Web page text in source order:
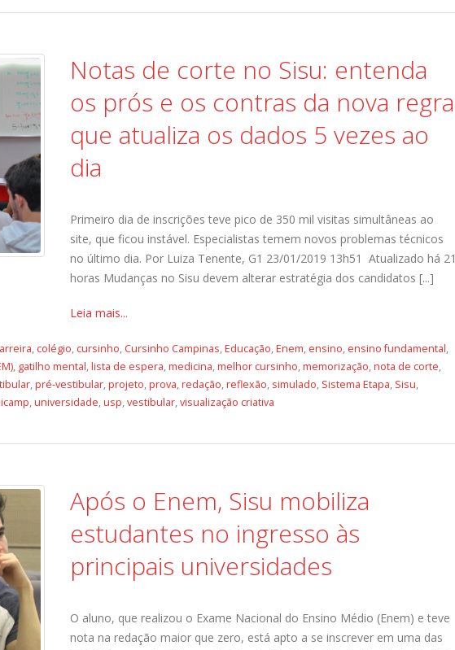
Notas de corte no Sisu: entenda
os prós e os contras da nova regra
que atualiza os dados 5 vezes ao
dia
Primeiro dia de inscrições teve pico de 350 mil visitas simultâneas ao
site, que ficou instável. Especialistas temem novos problemas técnicos
no último dia. Por Luiza Tenente, G1 23/01/2019 13h51 Atualizado há 21
horas Mudanças no Sisu devem alterar estratégia dos candidatos [...]
Leia mais...
, colégio, cursinho, Cursinho Campinas,Educação,Enem, ensino, ensino fundamental,
, gatilho mental,lista de espera,medicina,melhor cursinho,memorização,nota de corte,
,pré-vestibular,projeto,prova,redação,reflexão, simulado, Sistema Etapa, Sisu,
,universidade,usp,vestibular,visualização criativa
Após o Enem, Sisu mobiliza
estudantes no ingresso às
principais universidades
O aluno, que realizou o Exame Nacional do Ensino Médio (Enem) e teve
nota na redação maior que zero, está apto a se inscrever em uma das